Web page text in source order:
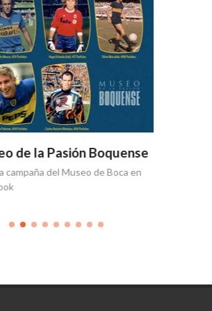
de la Pasión Boquense
del Museo de Boca en